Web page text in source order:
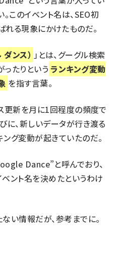
このイベント名は、SEO初
る現象にかけたものだ。
ンス） 」とは、グーグル検索
たりという ランキング変動
を指す言葉。
更新を月に1回程度の頻度で
に、新しいデータが行き渡る
グ変動が起きていたのだ。
Dance”と呼んでおり、
ント名を決めたというわけ
い情報だが、参考までに。